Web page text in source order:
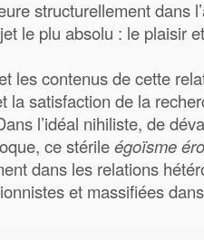
structurellement dans
le plu absolu : le plaisir
les contenus de cette
la satisfaction de la
l’idéal nihiliste, de
ce stérileégoïsme
dans les relations
et massifiées